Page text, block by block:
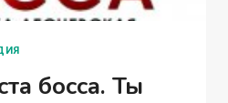
босса. Ты